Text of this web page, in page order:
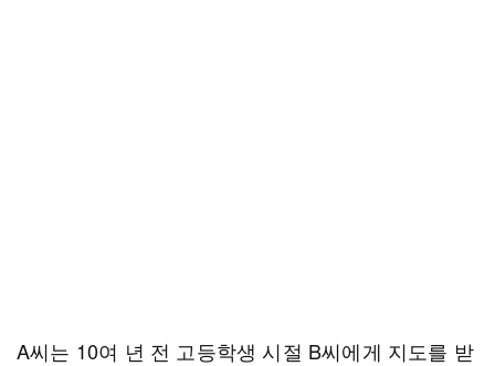
A씨는 10여 년 전 고등학생 시절 B씨에게 지도를 받